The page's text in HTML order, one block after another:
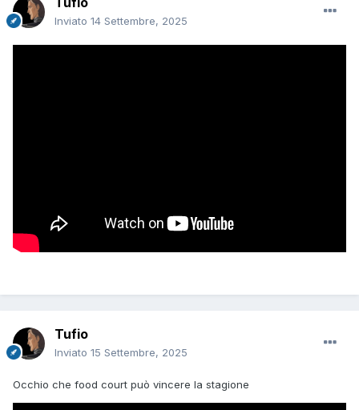
Inviato 14 Settembre, 2025
Tufio
Inviato 15 Settembre, 2025
Occhio che food court può vincere la stagione